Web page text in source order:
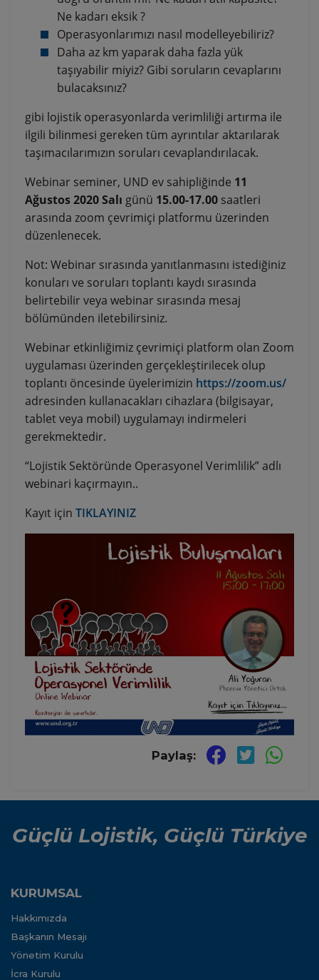
Ne kadarı eksik ?
Operasyonlarımızı nasıl modelleyebiliriz?
Daha az km yaparak daha fazla yük
taşıyabilir miyiz? Gibi soruların cevaplarını
bulacaksınız?
gibi lojistik operasyonlarda verimliliği artırma ile
ilgili bilinmesi gereken tüm ayrıntılar aktarılarak
taşımacılarımızın soruları cevaplandırılacak.
Webinar seminer, UND ev sahipliğinde 11
Ağustos 2020 Salı günü 15.00-17.00 saatleri
arasında zoom çevrimiçi platformu üzerinden
düzenlenecek.
Not: Webinar sırasında yanıtlanmasını istediğiniz
konuları ve soruları toplantı kaydı sırasında
belirtebilir veya webinar sırasında mesaj
bölümünden iletebilirsiniz.
Webinar etkinliğimiz çevrimiçi platform olan Zoom
uygulaması üzerinden gerçekleştirilecek olup
toplantı öncesinde üyelerimizin https://zoom.us/
adresinden kullanacakları cihazlara (bilgisayar,
tablet veya mobil) uygulamayı indirmeleri
gerekmektedir.
“Lojistik Sektöründe Operasyonel Verimlilik” adlı
webinari kaçırmayın..
Kayıt için TIKLAYINIZ
Paylaş:
Güçlü Lojistik, Güçlü Türkiye
KURUMSAL
Hakkımızda
Başkanın Mesajı
Yönetim Kurulu
İcra Kurulu